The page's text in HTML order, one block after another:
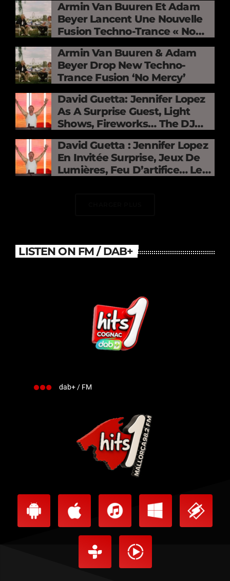
Armin Van Buuren Et Adam
Beyer Lancent Une Nouvelle
Fusion Techno-Trance « No
Mercy »
Armin Van Buuren & Adam
Beyer Drop New Techno-
Trance Fusion ‘No Mercy’
David Guetta: Jennifer Lopez
As A Surprise Guest, Light
Shows, Fireworks… The DJ
Electrifies The Stade De
France
David Guetta : Jennifer Lopez
En Invitée Surprise, Jeux De
Lumières, Feu D’artifice… Le
LISTEN ON FM / DAB+
dab+ / FM